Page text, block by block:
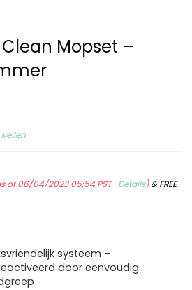
Mopset –
of 06/04/2023 05:54 PST- Details)&FREE
systeem –
door eenvoudig